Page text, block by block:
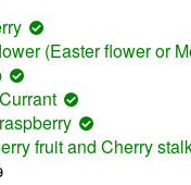
(Easter flower or
fruit and Cherry